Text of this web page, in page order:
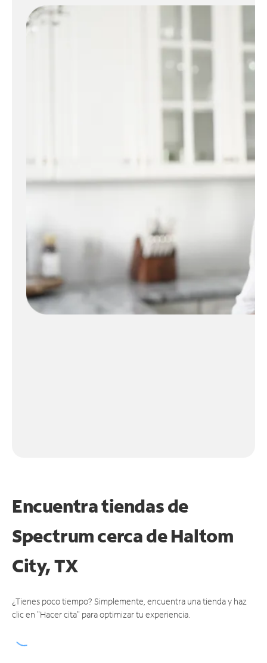
Encuentra tiendas de
Spectrum cerca deHaltom
City, TX
¿Tienes poco tiempo? Simplemente, encuentra una tienda y haz
clic en "Hacer cita" para optimizar tu experiencia.